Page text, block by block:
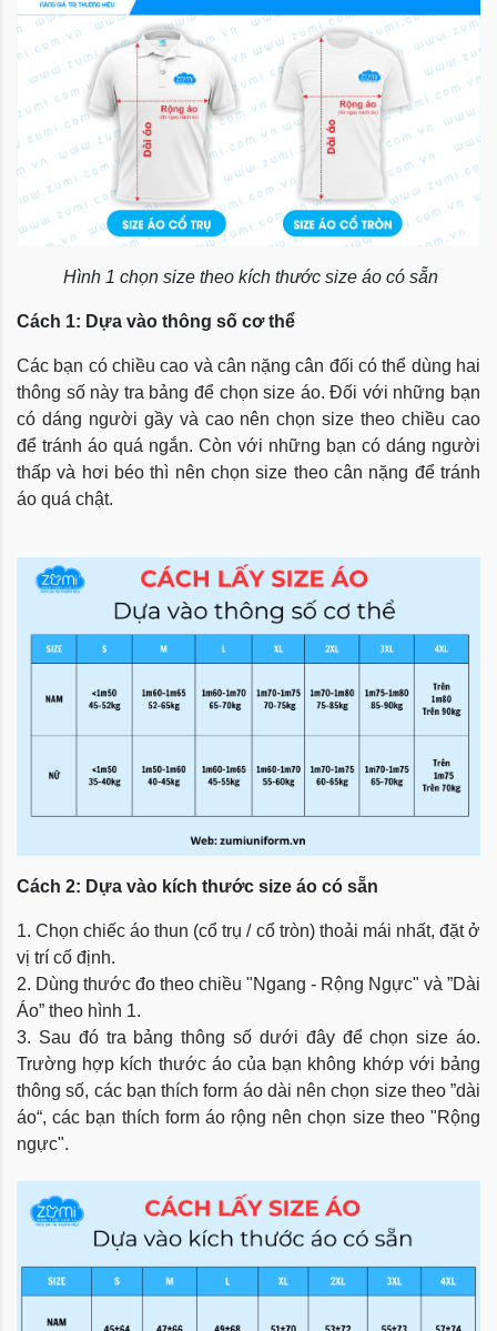
Hình 1 chọn size theo kích thước size áo có sẵn
Cách 1: Dựa vào thông số cơ thể
Các bạn có chiều cao và cân nặng cân đối có thể dùng hai
thông số này tra bảng để chọn size áo. Đối với những bạn
có dáng người gầy và cao nên chọn size theo chiều cao
để tránh áo quá ngắn. Còn với những bạn có dáng người
thấp và hơi béo thì nên chọn size theo cân nặng để tránh
áo quá chật.
Cách 2: Dựa vào kích thước size áo có sẵn
1. Chọn chiếc áo thun (cổ trụ / cổ tròn) thoải mái nhất, đặt ở
vị trí cố định.
2. Dùng thước đo theo chiều "Ngang - Rộng Ngực" và ”Dài
Áo” theo hình 1.
3. Sau đó tra bảng thông số dưới đây để chọn size áo.
Trường hợp kích thước áo của bạn không khớp với bảng
thông số, các bạn thích form áo dài nên chọn size theo ”dài
áo“, các bạn thích form áo rộng nên chọn size theo "Rộng
ngực".